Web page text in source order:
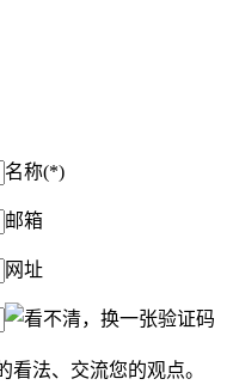
名称(*)
邮箱
网址
验证码
法、交流您的观点。